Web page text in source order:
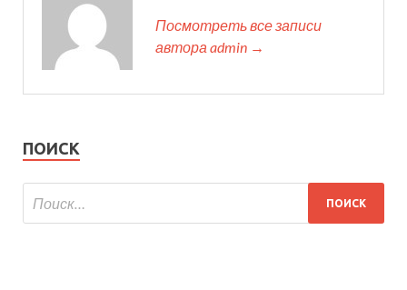
Посмотреть все записи
автора admin →
ПОИСК